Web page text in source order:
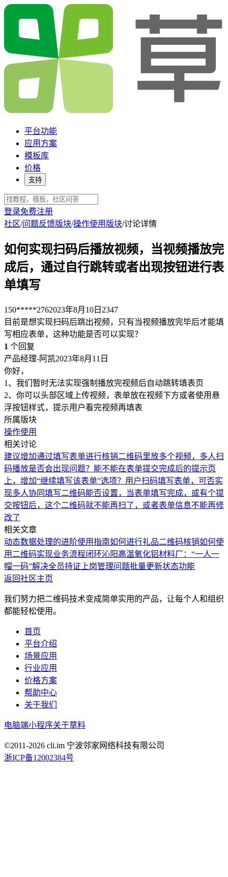
平台功能
应用方案
模板库
价格
支持
登录免费注册
社区/问题反馈版块/操作使用版块/讨论详情
如何实现扫码后播放视频，当视频播放完
成后，通过自行跳转或者出现按钮进行表
单填写
150*****2762023年8月10日 2347
目前是想实现扫码后跳出视频，只有当视频播放完毕后才能填
写相应表单，这种功能是否可以实现？
1 个回复
产品经理-阿凯2023年8月11日
你好，
1、我们暂时无法实现强制播放完视频后自动跳转填表页
2、你可以头部区域上传视频，表单放在视频下方或者使用悬
浮按钮样式，提示用户看完视频再填表
所属版块
操作使用
相关讨论
建议增加通过填写表单进行核销二维码里放多个视频，多人扫
码播放是否会出现问题？ 能不能在表单提交完成后的提示页
上，增加“继续填写该表单”选项？ 用户扫码填写表单，可否实
现多人协同填写二维码能否设置，当表单填写完成，或有个提
交按钮后，这个二维码就不能再扫了，或者表单信息不能再修
改了
相关文章
动态数据处理的进阶使用指南如何进行礼品二维码核销如何使
用二维码实现业务流程闭环沁阳高温氧化铝材料厂：“一人一
帽一码”解决全员持证上岗管理问题批量更新状态功能
返回社区主页
我们努力把二维码技术变成简单实用的产品，让每个人和组织
都能轻松使用。
首页
平台介绍
场景应用
行业应用
价格方案
帮助中心
关于我们
电脑端小程序关于草料
©2011-2026 cli.im 宁波邻家网络科技有限公司
浙ICP备12002384号